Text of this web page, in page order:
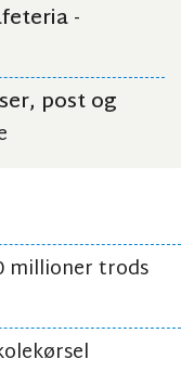
-
post og
millioner trods